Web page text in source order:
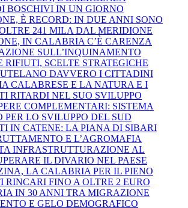
BOSCHIVI IN UN GIORNO
È RECORD: IN DUE ANNI SONO
241 MILA DAL MERIDIONE
IN CALABRIA C’È CARENZA
SULL’INQUINAMENTO
RIFIUTI, SCELTE STRATEGICHE
DAVVERO I CITTADINI
CALABRESE E LA NATURA E I
RITARDI NEL SUO SVILUPPO
COMPLEMENTARI: SISTEMA
PER LO SVILUPPO DEL SUD
IN CATENE: LA PIANA DI SIBARI
E L’AGROMAFIA
INFRASTRUTTURAZIONE AL
IL DIVARIO NEL PAESE
LA CALABRIA PER IL PIENO
RINCARI FINO A OLTRE 2 EURO
IN 30 ANNI TRA MIGRAZIONE
E GELO DEMOGRAFICO